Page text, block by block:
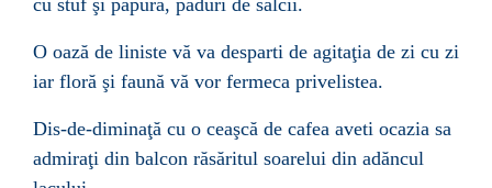
O oază de liniste vă va desparti de agitaţia de zi cu zi
iar floră şi faună vă vor fermeca privelistea.
Dis-de-diminaţă cu o ceaşcă de cafea aveti ocazia sa
admiraţi din balcon răsăritul soarelui din adăncul